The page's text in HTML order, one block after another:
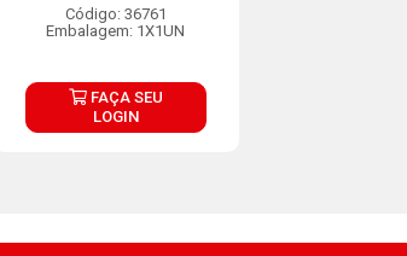
Código: 36761
Embalagem: 1X1UN
FAÇA SEU
LOGIN